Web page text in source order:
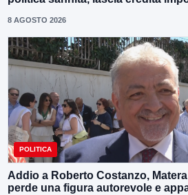
8 AGOSTO 2026
POLITICA
Addio a Roberto Costanzo,
perde una figura autorevole e